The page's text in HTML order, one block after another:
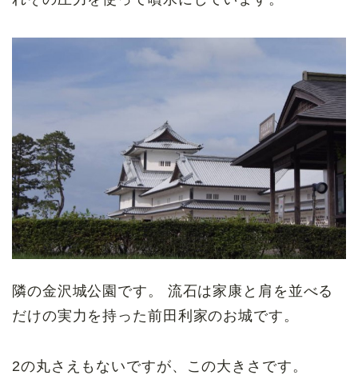
隣の金沢城公園です。 流石は家康と肩を並べる
だけの実力を持った前田利家のお城です。
2の丸さえもないですが、この大きさです。